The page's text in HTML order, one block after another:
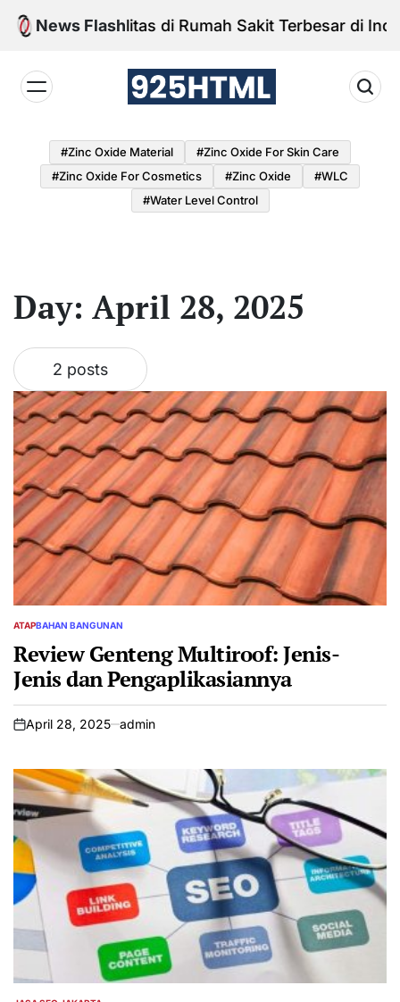
Skip
News Flash
Fasilitas di Rumah Sakit Terbesar di
#Zinc Oxide Material
#Zinc Oxide For Skin Care
#Zinc Oxide For Cosmetics
#Zinc Oxide
#WLC
#water Level Control
Day: April 28, 2025
2 posts
POSTED
ATAPBAHAN BANGUNAN
Review Genteng Multiroof: Jenis-
Jenis dan Pengaplikasiannya
on
April 28, 2025 admin